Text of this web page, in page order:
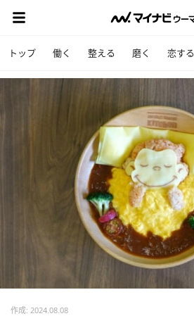
トップ 働く 整える 磨く 恋する
作成: 2024.08.08